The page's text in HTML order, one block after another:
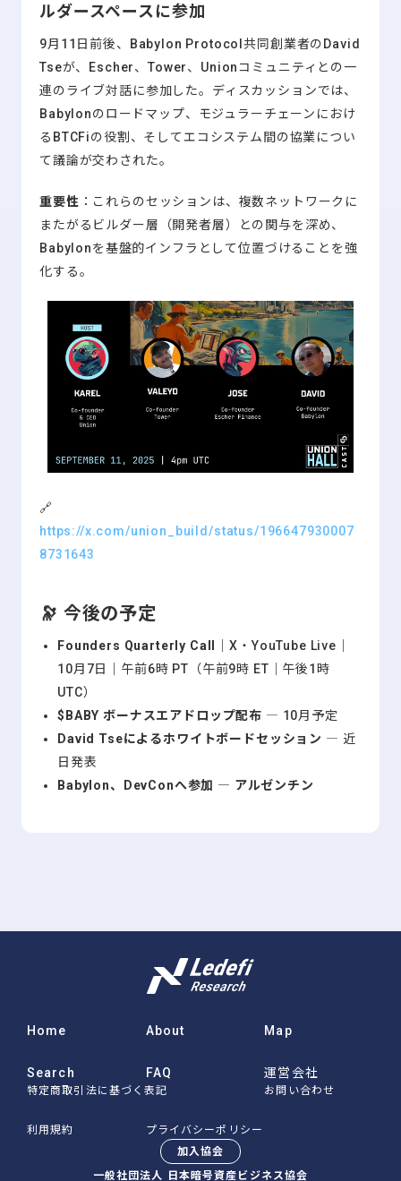
ルダースペースに参加
9月11日前後、Babylon Protocol共同創業者のDavid
Tseが、Escher、Tower、Unionコミュニティとの一
連のライブ対話に参加した。ディスカッションでは、
Babylonのロードマップ、モジュラーチェーンにおけ
るBTCFiの役割、そしてエコシステム間の協業につい
て議論が交わされた。
重要性 ：これらのセッションは、複数ネットワークに
またがるビルダー層（開発者層）との関与を深め、
Babylonを基盤的インフラとして位置づけることを強
化する。
🔗
https://x.com/union_build/status/196647930007
8731643
🔭 今後の予定
Founders Quarterly Call
｜X・YouTube Live｜
10月7日｜午前6時 PT（午前9時 ET｜午後1時
UTC）
$BABY ボーナスエアドロップ配布 ― 10月予定
David Tseによるホワイトボードセッション ― 近
日発表
Babylon、DevConへ参加 ― アルゼンチン
Home About Map
Search FAQ 運営会社
特定商取引法に基づく表記 お問い合わせ
利用規約
プライバシーポリシー
加入協会
一般社団法人 日本暗号資産ビジネス協会